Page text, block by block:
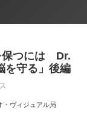
保つには Dr.
を守る」後編
・ヴィジュアル局